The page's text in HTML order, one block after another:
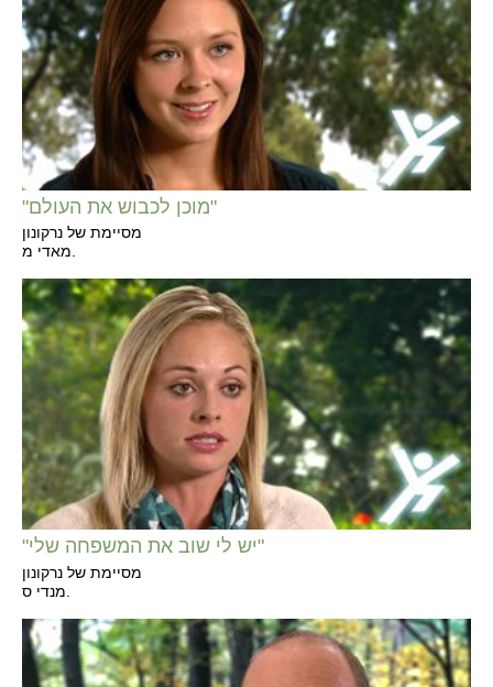
"מוכן לכבוש את העולם"
מסיימת של נרקונון
מאדי מ.
"יש לי שוב את המשפחה שלי"
מסיימת של נרקונון